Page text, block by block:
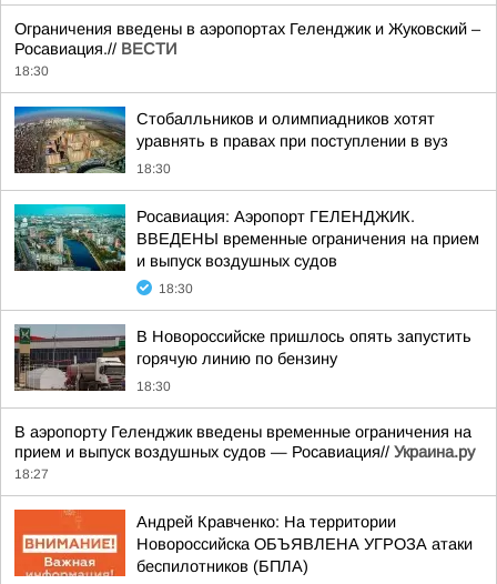
Ограничения введены в аэропортах Геленджик и Жуковский –
Росавиация.// ВЕСТИ
18:30
Стобалльников и олимпиадников хотят
уравнять в правах при поступлении в вуз
18:30
Росавиация: Аэропорт ГЕЛЕНДЖИК.
ВВЕДЕНЫ временные ограничения на прием
и выпуск воздушных судов
18:30
В Новороссийске пришлось опять запустить
горячую линию по бензину
18:30
В аэропорту Геленджик введены временные ограничения на
прием и выпуск воздушных судов — Росавиация// Украина.ру
18:27
Андрей Кравченко: На территории
Новороссийска ОБЪЯВЛЕНА УГРОЗА атаки
беспилотников (БПЛА)